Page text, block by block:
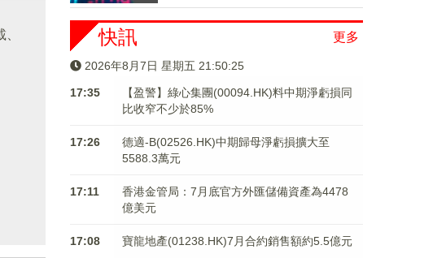
更多
快訊
2026年8月7日 星期五 21:50:25
17:35
【盈警】綠心集團(00094.HK)料中期淨虧損同
比收窄不少於85%
17:26
德適-B(02526.HK)中期歸母淨虧損擴大至
5588.3萬元
17:11
香港金管局：7月底官方外匯儲備資產為4478
億美元
17:08 寶龍地產(01238.HK)7月合約銷售額約5.5億元